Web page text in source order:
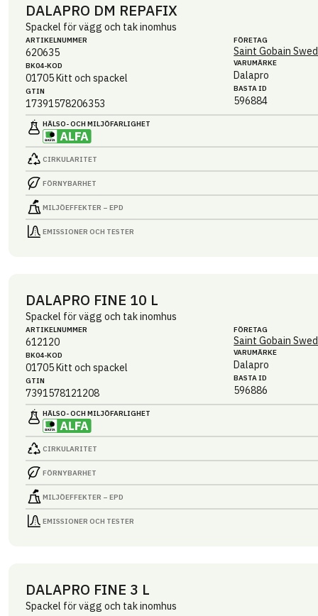
DALAPRO DM REPAFIX
Spackel för vägg och tak inomhus
ARTIKEL­NUMMER
620635
BK04-KOD
01705Kitt och spackel
GTIN
17391578206353
FÖRETAG
Saint Gobain
VARUMÄRKE
Dalapro
BASTA ID
596884
HÄLSO- OCH MILJÖ­FARLIGHET
CIRKULARITET
FÖRNYBARHET
MILJÖEFFEKTER – EPD
EMISSIONER OCH TESTER
DALAPRO FINE 10 L
Spackel för vägg och tak inomhus
ARTIKEL­NUMMER
612120
BK04-KOD
01705Kitt och spackel
GTIN
7391578121208
FÖRETAG
Saint Gobain
VARUMÄRKE
Dalapro
BASTA ID
596886
HÄLSO- OCH MILJÖ­FARLIGHET
CIRKULARITET
FÖRNYBARHET
MILJÖEFFEKTER – EPD
EMISSIONER OCH TESTER
DALAPRO FINE 3 L
Spackel för vägg och tak inomhus